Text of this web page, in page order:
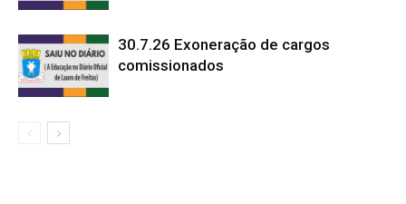
30.7.26 Exoneração de cargos
comissionados